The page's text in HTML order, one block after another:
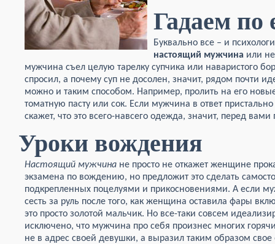
Гадаем по
Буквально все – и
настоящий мужчина или
мужчина съел целую тарелку супчика или наваристого
спросил, а почему суп не досолен, значит, рядом почти
можно и таким способом. Например, пролить на его
томатную пасту или сок. Если мужчина в ответ
скажет, что это всего-навсего одежда, значит, перед
Уроки вождения
Настоящий мужчина не просто не откажет женщине
экзамена по вождению, но предложит это сделать
подкрепленных поцелуями и прикосновениями. А если
сесть за руль после того, как женщина оставила фары
это просто золотой мальчик. Но все-таки совсем
исключено, что мужчина про себя произнес многих
не в адрес своей девушки, а выразил таким образом